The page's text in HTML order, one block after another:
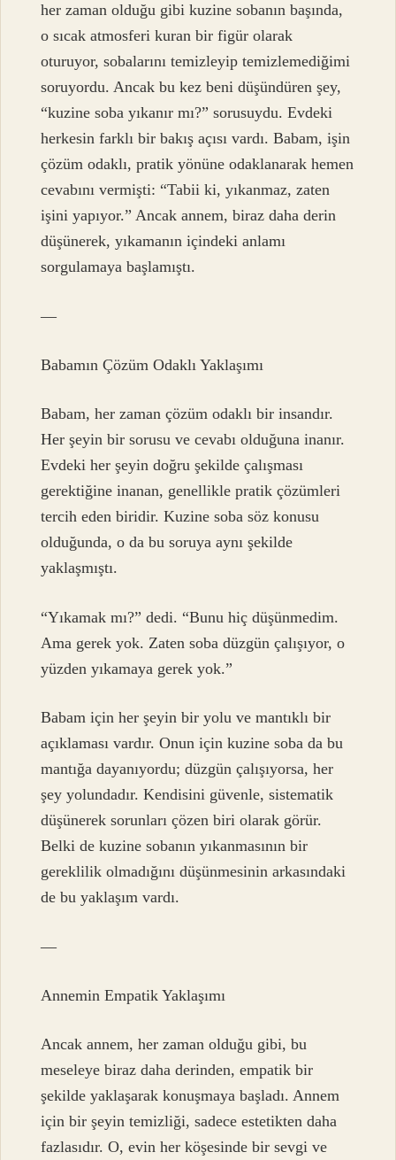
her zaman olduğu gibi kuzine sobanın başında,
o sıcak atmosferi kuran bir figür olarak
oturuyor, sobalarını temizleyip temizlemediğimi
soruyordu. Ancak bu kez beni düşündüren şey,
“kuzine soba yıkanır mı?” sorusuydu. Evdeki
herkesin farklı bir bakış açısı vardı. Babam, işin
çözüm odaklı, pratik yönüne odaklanarak hemen
cevabını vermişti: “Tabii ki, yıkanmaz, zaten
işini yapıyor.” Ancak annem, biraz daha derin
düşünerek, yıkamanın içindeki anlamı
sorgulamaya başlamıştı.
—
Babamın Çözüm Odaklı Yaklaşımı
Babam, her zaman çözüm odaklı bir insandır.
Her şeyin bir sorusu ve cevabı olduğuna inanır.
Evdeki her şeyin doğru şekilde çalışması
gerektiğine inanan, genellikle pratik çözümleri
tercih eden biridir. Kuzine soba söz konusu
olduğunda, o da bu soruya aynı şekilde
yaklaşmıştı.
“Yıkamak mı?” dedi. “Bunu hiç düşünmedim.
Ama gerek yok. Zaten soba düzgün çalışıyor, o
yüzden yıkamaya gerek yok.”
Babam için her şeyin bir yolu ve mantıklı bir
açıklaması vardır. Onun için kuzine soba da bu
mantığa dayanıyordu; düzgün çalışıyorsa, her
şey yolundadır. Kendisini güvenle, sistematik
düşünerek sorunları çözen biri olarak görür.
Belki de kuzine sobanın yıkanmasının bir
gereklilik olmadığını düşünmesinin arkasındaki
de bu yaklaşım vardı.
—
Annemin Empatik Yaklaşımı
Ancak annem, her zaman olduğu gibi, bu
meseleye biraz daha derinden, empatik bir
şekilde yaklaşarak konuşmaya başladı. Annem
için bir şeyin temizliği, sadece estetikten daha
fazlasıdır. O, evin her köşesinde bir sevgi ve